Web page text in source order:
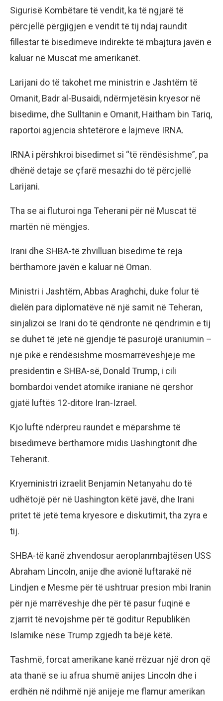
Sigurisë Kombëtare të vendit, ka të ngjarë të
përcjellë përgjigjen e vendit të tij ndaj raundit
fillestar të bisedimeve indirekte të mbajtura javën e
kaluar në Muscat me amerikanët.
Larijani do të takohet me ministrin e Jashtëm të
Omanit, Badr al-Busaidi, ndërmjetësin kryesor në
bisedime, dhe Sulltanin e Omanit, Haitham bin Tariq,
raportoi agjencia shtetërore e lajmeve IRNA.
IRNA i përshkroi bisedimet si “të rëndësishme”, pa
dhënë detaje se çfarë mesazhi do të përcjellë
Larijani.
Tha se ai fluturoi nga Teherani për në Muscat të
martën në mëngjes.
Irani dhe SHBA-të zhvilluan bisedime të reja
bërthamore javën e kaluar në Oman.
Ministri i Jashtëm, Abbas Araghchi, duke folur të
dielën para diplomatëve në një samit në Teheran,
sinjalizoi se Irani do të qëndronte në qëndrimin e tij
se duhet të jetë në gjendje të pasurojë uraniumin –
një pikë e rëndësishme mosmarrëveshjeje me
presidentin e SHBA-së, Donald Trump, i cili
bombardoi vendet atomike iraniane në qershor
gjatë luftës 12-ditore Iran-Izrael.
Kjo luftë ndërpreu raundet e mëparshme të
bisedimeve bërthamore midis Uashingtonit dhe
Teheranit.
Kryeministri izraelit Benjamin Netanyahu do të
udhëtojë për në Uashington këtë javë, dhe Irani
pritet të jetë tema kryesore e diskutimit, tha zyra e
tij.
SHBA-të kanë zhvendosur aeroplanmbajtësen USS
Abraham Lincoln, anije dhe avionë luftarakë në
Lindjen e Mesme për të ushtruar presion mbi Iranin
për një marrëveshje dhe për të pasur fuqinë e
zjarrit të nevojshme për të goditur Republikën
Islamike nëse Trump zgjedh ta bëjë këtë.
Tashmë, forcat amerikane kanë rrëzuar një dron që
ata thanë se iu afrua shumë anijes Lincoln dhe i
erdhën në ndihmë një anijeje me flamur amerikan